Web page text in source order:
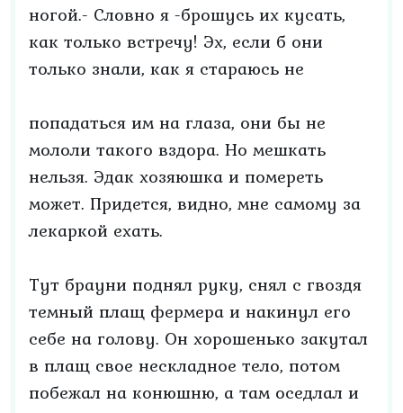
ногой.- Словно я -брошусь их кусать,
как только встречу! Эх, если б они
только знали, как я стараюсь не
попадаться им на глаза, они бы не
мололи такого вздора. Но мешкать
нельзя. Эдак хозяюшка и помереть
может. Придется, видно, мне самому за
лекаркой ехать.
Тут брауни поднял руку, снял с гвоздя
темный плащ фермера и накинул его
себе на голову. Он хорошенько закутал
в плащ свое нескладное тело, потом
побежал на конюшню, а там оседлал и